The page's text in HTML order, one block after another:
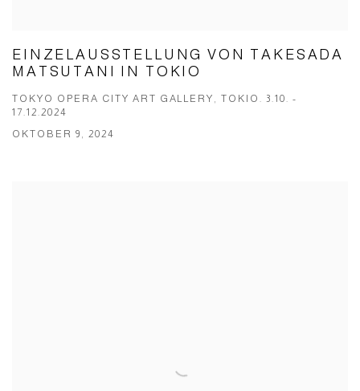
EINZELAUSSTELLUNG VON TAKESADA
MATSUTANI IN TOKIO
TOKYO OPERA CITY ART GALLERY, TOKIO. 3.10. -
17.12.2024
OKTOBER 9, 2024